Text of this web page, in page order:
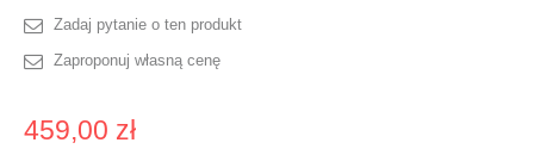
Zadaj pytanie o ten produkt
Zaproponuj własną cenę
459,00 zł